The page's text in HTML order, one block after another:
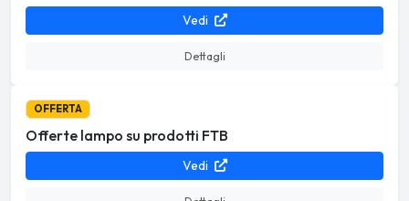
Vedi
Dettagli
OFFERTA
Offerte lampo su prodotti FTB
Vedi